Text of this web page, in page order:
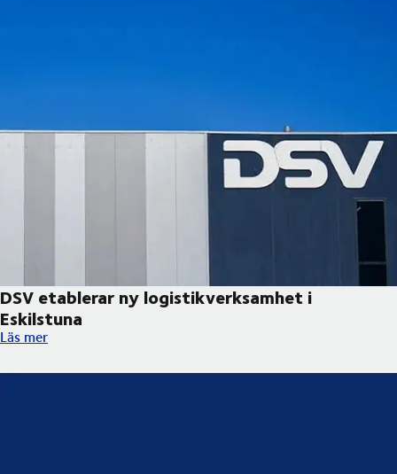
DSV etablerar ny logistikverksamhet i
Eskilstuna
DSV etablerar ny logistikverksamhet i Eskilstuna
Läs mer